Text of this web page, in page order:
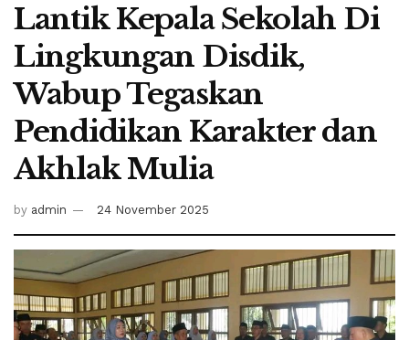
Lantik Kepala Sekolah Di
Lingkungan Disdik,
Wabup Tegaskan
Pendidikan Karakter dan
Akhlak Mulia
by admin 24 November 2025